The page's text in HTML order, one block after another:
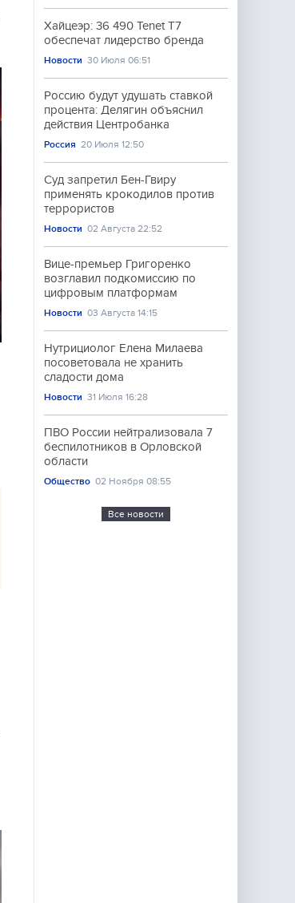
Хайцеэр: 36 490 Tenet T7
обеспечат лидерство бренда
Новости 30 Июля 06:51
Россию будут удушать ставкой
процента: Делягин объяснил
действия Центробанка
Россия 20 Июля 12:50
Суд запретил Бен-Гвиру
применять крокодилов против
террористов
Новости 02 Августа 22:52
Вице-премьер Григоренко
возглавил подкомиссию по
цифровым платформам
Новости 03 Августа 14:15
Нутрициолог Елена Милаева
посоветовала не хранить
сладости дома
Новости 31 Июля 16:28
ПВО России нейтрализовала 7
беспилотников в Орловской
области
Общество 02 Ноября 08:55
Все новости